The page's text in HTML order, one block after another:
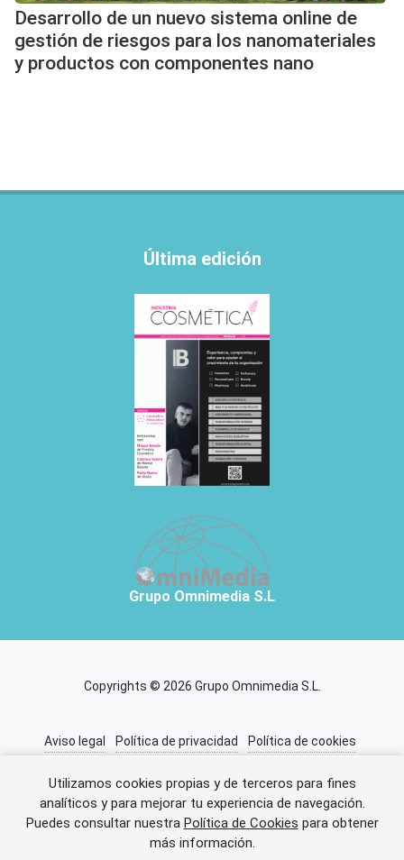
Utilizamos cookies propias y de terceros para fines
analíticos y para mejorar tu experiencia de navegación.
Puedes consultar nuestra Política de Cookies para obtener
más información.
Desarrollo de un nuevo sistema online de
gestión de riesgos para los nanomateriales
y productos con componentes nano
Error al cargar el anuncio.
Última edición
Grupo Omnimedia S.L
Copyrights © 2026 Grupo Omnimedia S.L.
Aviso legal Política de privacidad
Política de cookies